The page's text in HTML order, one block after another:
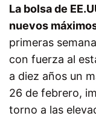
La bolsa de
nuevos
primeras
con fuerza al
a diez años un
26 de febrero,
torno a las